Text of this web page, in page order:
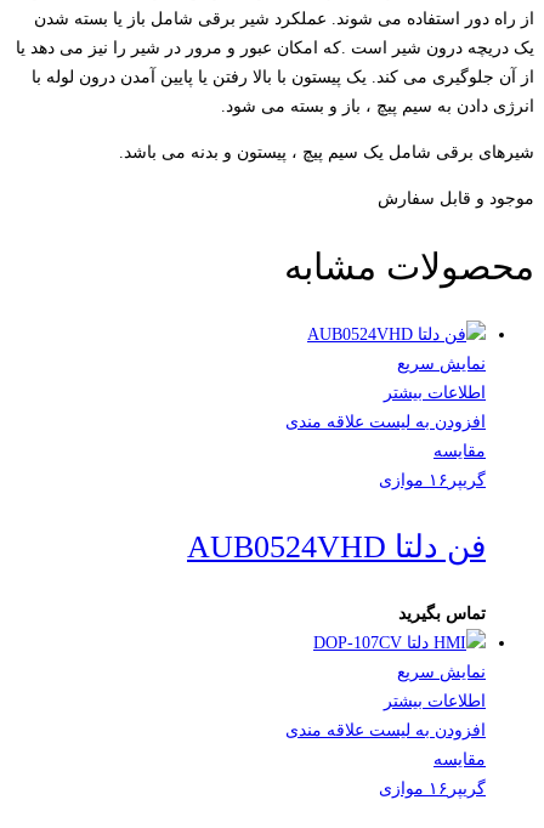
از راه دور استفاده می شوند. عملکرد شیر برقی شامل باز یا بسته شدن
یک دریچه درون شیر است .که امکان عبور و مرور در شیر را نیز می دهد یا
از آن جلوگیری می کند. یک پیستون با بالا رفتن یا پایین آمدن درون لوله با
انرژی دادن به سیم پیچ ، باز و بسته می شود.
شیرهای برقی شامل یک سیم پیچ ، پیستون و بدنه می باشد.
موجود و قابل سفارش
محصولات مشابه
نمایش سریع
اطلاعات بیشتر
افزودن به لیست علاقه مندی
مقایسه
گریپر۱۶ موازی
فن دلتا AUB0524VHD
تماس بگیرید
نمایش سریع
اطلاعات بیشتر
افزودن به لیست علاقه مندی
مقایسه
گریپر۱۶ موازی